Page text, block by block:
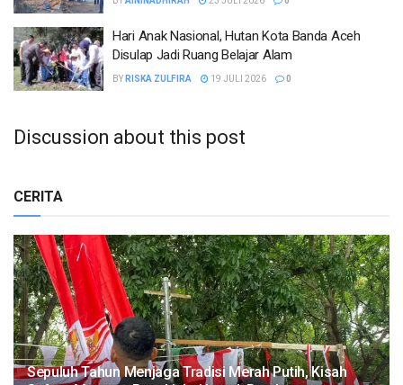
Hari Anak Nasional, Hutan Kota Banda Aceh
Disulap Jadi Ruang Belajar Alam
BY RISKA ZULFIRA 19 JULI 2026 0
Discussion about this post
CERITA
Sepuluh Tahun Menjaga Tradisi Merah Putih, Kisah